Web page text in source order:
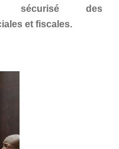
sécurisé des
et fiscales.